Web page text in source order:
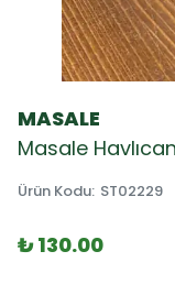
MASALE
Masale
Ürün Kodu: ST02229
₺ 130.00